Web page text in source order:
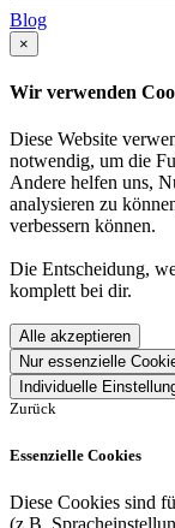
Blog
×
Wir verwenden
Diese Website
notwendig, um die
Andere helfen uns,
analysieren zu
verbessern können.
Die Entscheidung,
komplett bei dir.
Alle akzeptieren
Nur essenzielle
Individuelle
Zurück
Essenzielle Cookies
Diese Cookies sind
(z.B.